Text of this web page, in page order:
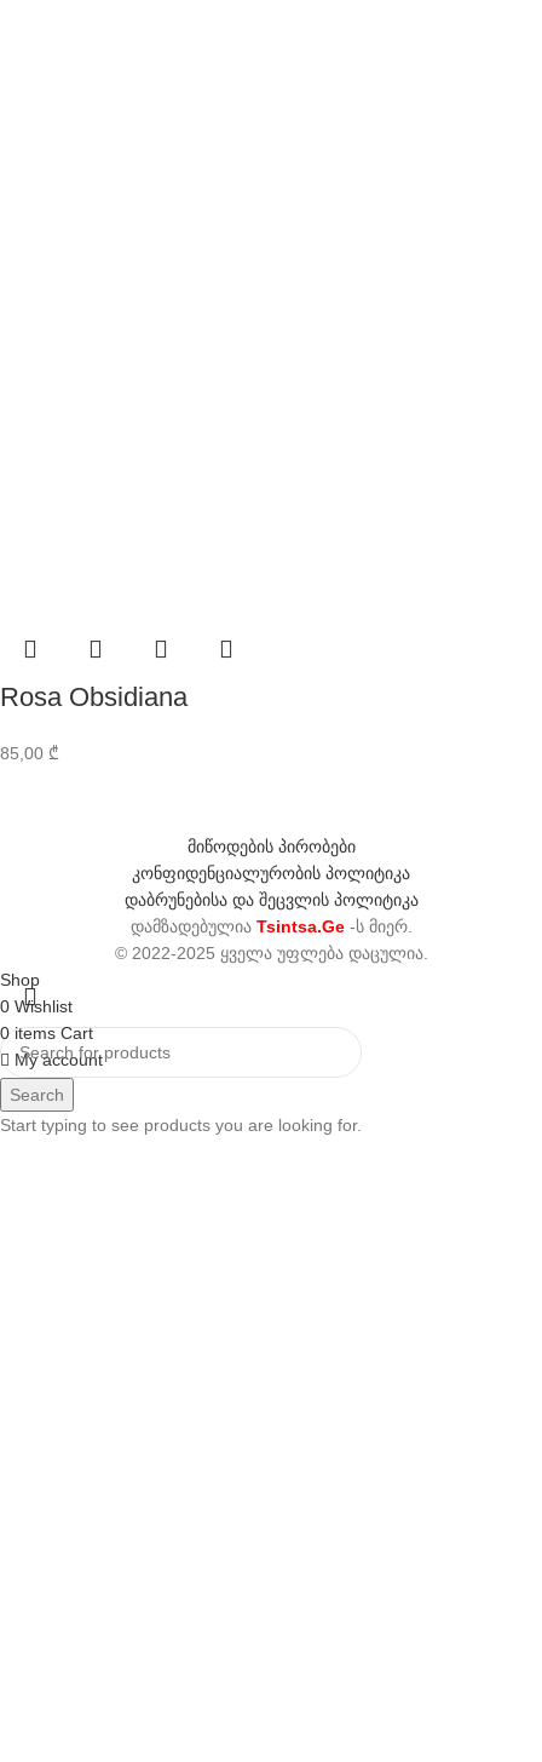
Rosa Obsidiana
85,00 ₾
მიწოდების პირობები
კონფიდენციალურობის პოლიტიკა
დაბრუნებისა და შეცვლის პოლიტიკა
დამზადებულია Tsintsa.Ge -ს მიერ.
© 2022-2025 ყველა უფლება დაცულია.
Search
Start typing to see products you are looking for.
Shop
0 Wishlist
0items Cart
My account